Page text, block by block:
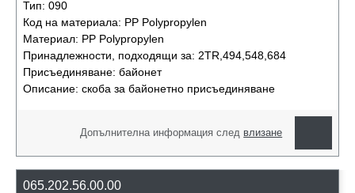
Тип: 090
Код на материала: PP Polypropylen
Материал: PP Polypropylen
Принадлежности, подходящи за: 2TR,494,548,684
Присъединяване: байонет
Описание: скоба за байонетно присъединяване
Допълнителна информация след влизане
065.202.56.00.00